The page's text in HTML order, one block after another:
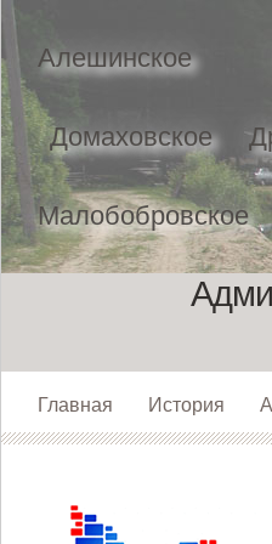
Алешинское
Домаховское
Малобобровское
Главная История